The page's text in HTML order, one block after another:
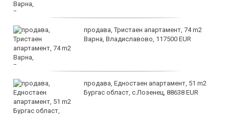
продава, Тристаен апартамент, 74 m2
Варна, Владиславово, 117500 EUR
продава, Едностаен апартамент, 51 m2
Бургас област, с.Лозенец, 88638 EUR